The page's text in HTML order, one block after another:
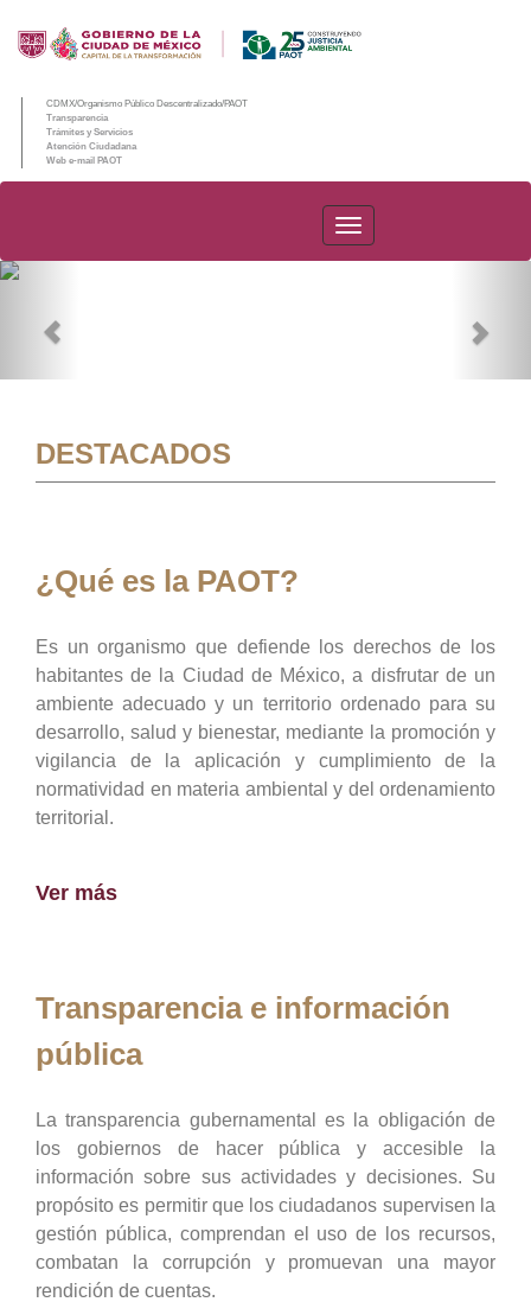
CDMX/Organismo Público Descentralizado/PAOT
Transparencia
Trámites y Servicios
Atención Ciudadana
Web e-mail PAOT
PAOT
DESTACADOS
¿Qué es la PAOT?
Es un organismo que defiende los derechos de los
habitantes de la Ciudad de México, a disfrutar de un
ambiente adecuado y un territorio ordenado para su
desarrollo, salud y bienestar, mediante la promoción y
vigilancia de la aplicación y cumplimiento de la
normatividad en materia ambiental y del ordenamiento
territorial.
Ver más
Transparencia e información
pública
La transparencia gubernamental es la obligación de
los gobiernos de hacer pública y accesible la
información sobre sus actividades y decisiones. Su
propósito es permitir que los ciudadanos supervisen la
gestión pública, comprendan el uso de los recursos,
combatan la corrupción y promuevan una mayor
rendición de cuentas.